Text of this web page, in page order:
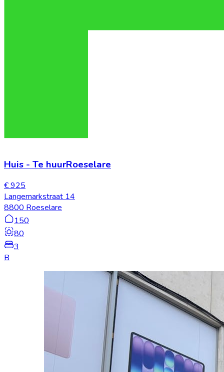
Huis - Te huurRoeselare
€ 925
Langemarkstraat 14
8800 Roeselare
150
80
3
B